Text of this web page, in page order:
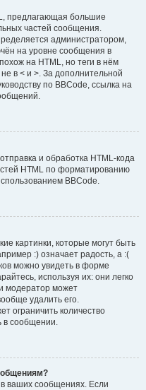
предлагающая большие
частей сообщения.
администратором,
на уровне сообщения в
на HTML, но теги в нём
в < и >. За дополнительной
по BBCode, ссылка на
и обработка HTML-кода
HTML по форматированию
BBCode.
картинки, которые могут быть
:) означает радость, а :(
можно увидеть в форме
используя их: они легко
модератор может
удалить его.
ограничить количество
в сообщении.
ваших сообщениях. Если